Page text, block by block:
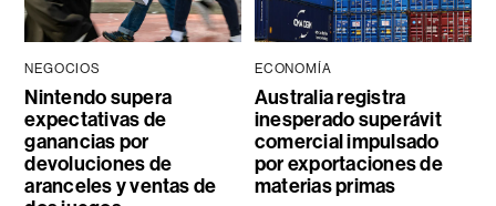
NEGOCIOS
Nintendo supera
expectativas de
ganancias por
devoluciones de
aranceles y ventas de
ECONOMÍA
Australia registra
inesperado superávit
comercial impulsado
por exportaciones de
materias primas